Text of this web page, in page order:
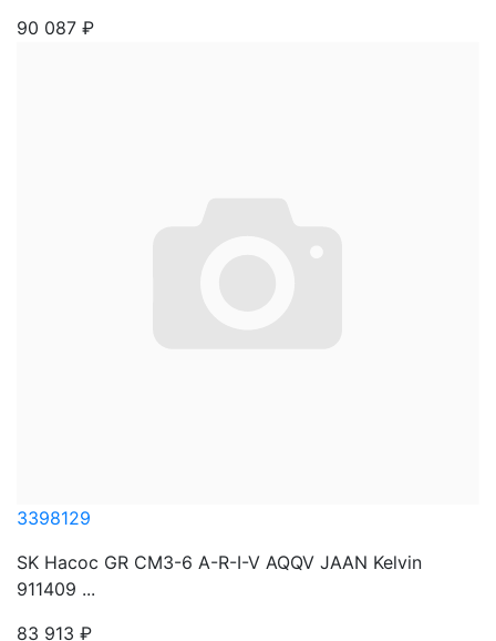
90 087 ₽
3398129
SK Насос GR CM3-6 A-R-I-V AQQV JAAN Kelvin
911409 ...
83 913 ₽